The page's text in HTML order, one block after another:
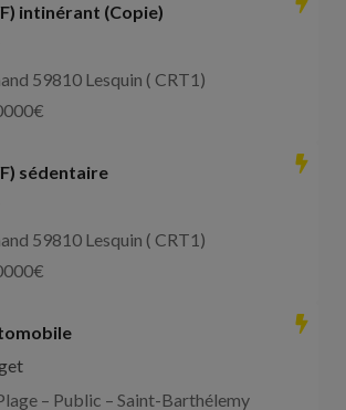
intinérant (Copie)
59810 Lesquin ( CRT1)
€
sédentaire
59810 Lesquin ( CRT1)
€
– Public – Saint-Barthélemy